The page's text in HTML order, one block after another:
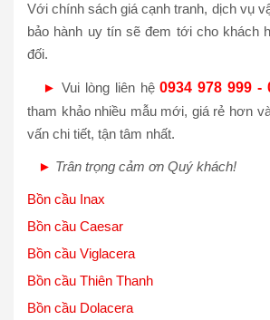
Với chính sách giá cạnh tranh, dịch vụ
bảo hành uy tín sẽ đem tới cho khách
đối.
►Vui lòng liên hệ0934 978 999 -
tham khảo nhiều mẫu mới, giá rẻ hơn
vấn chi tiết, tận tâm nhất.
► Trân trọng cảm ơn Quý khách!
Bồn cầu Inax
Bồn cầu Caesar
Bồn cầu Viglacera
Bồn cầu Thiên Thanh
Bồn cầu Dolacera